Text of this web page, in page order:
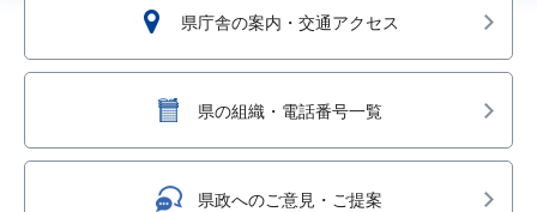
県庁舎の案内・交通アクセス
県の組織・電話番号一覧
県政へのご意見・ご提案